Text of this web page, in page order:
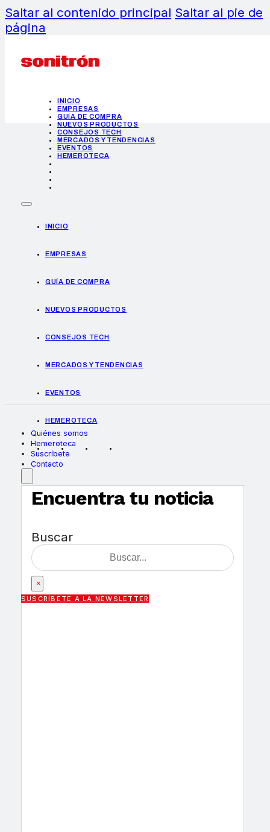
Saltar al contenido principal Saltar al pie de
página
INICIO
EMPRESAS
GUÍA DE COMPRA
NUEVOS PRODUCTOS
CONSEJOS TECH
MERCADOS Y TENDENCIAS
EVENTOS
HEMEROTECA
INICIO
EMPRESAS
GUÍA DE COMPRA
NUEVOS PRODUCTOS
CONSEJOS TECH
MERCADOS Y TENDENCIAS
EVENTOS
HEMEROTECA
Encuentra tu noticia
Buscar
×
Quiénes somos
Hemeroteca
Suscríbete
Contacto
SUSCRÍBETE A LA NEWSLETTER